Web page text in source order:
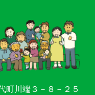
川端３－８－２５